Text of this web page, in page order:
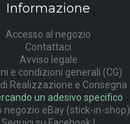
Informazione
Accesso al negozio
Contattaci
Avviso legale
e condizioni generali (CG)
Realizzazione e Consegna
un adesivo specifico
negozio eBay (stick-in-shop)